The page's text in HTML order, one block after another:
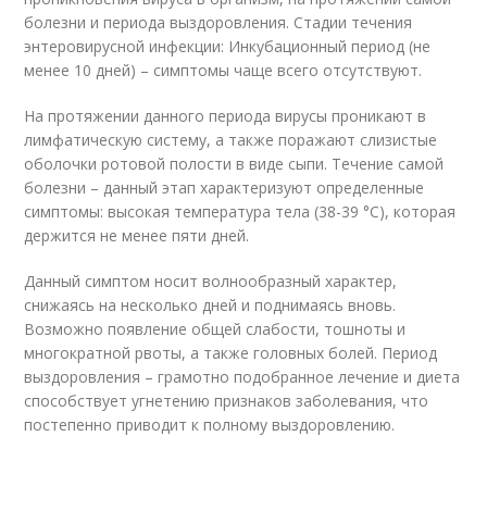
болезни и периода выздоровления. Стадии течения
энтеровирусной инфекции: Инкубационный период (не
менее 10 дней) – симптомы чаще всего отсутствуют.
На протяжении данного периода вирусы проникают в
лимфатическую систему, а также поражают слизистые
оболочки ротовой полости в виде сыпи. Течение самой
болезни – данный этап характеризуют определенные
симптомы: высокая температура тела (38-39 °С), которая
держится не менее пяти дней.
Данный симптом носит волнообразный характер,
снижаясь на несколько дней и поднимаясь вновь.
Возможно появление общей слабости, тошноты и
многократной рвоты, а также головных болей. Период
выздоровления – грамотно подобранное лечение и диета
способствует угнетению признаков заболевания, что
постепенно приводит к полному выздоровлению.